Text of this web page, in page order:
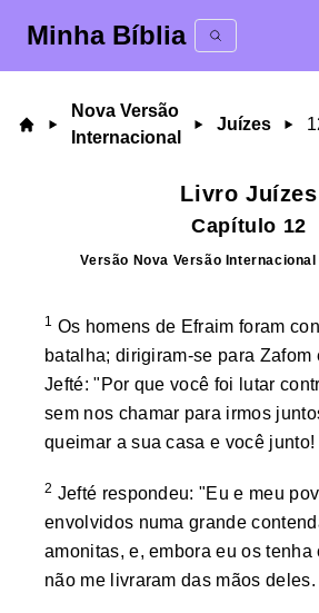
Minha Bíblia
Nova Versão
Internacional
Juízes
Livro Juízes
Capítulo 12
Versão Nova Versão Internacional
1 Os homens de Efraim foram
batalha; dirigiram-se para Zafom
Jefté: "Por que você foi lutar
sem nos chamar para irmos
queimar a sua casa e você junto!
2 Jefté respondeu: "Eu e meu
envolvidos numa grande
amonitas, e, embora eu os tenha
não me livraram das mãos deles.